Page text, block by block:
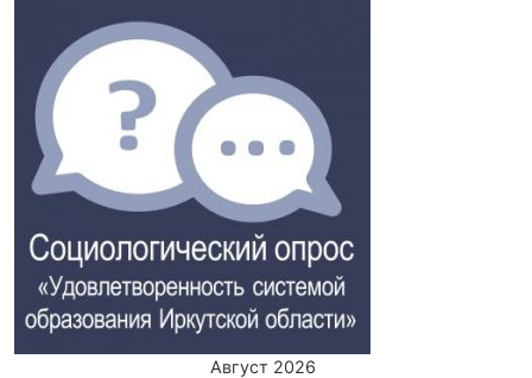
Август 2026